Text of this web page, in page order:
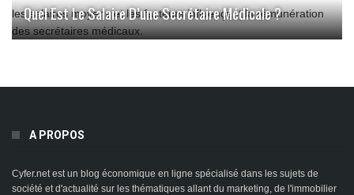
Quel Est Le Salaire D’une Secrétaire Médicale ?
A PROPOS
Cyfer.net est un blog économique en ligne spécialisé dans les sujets de
société et d'actualité sur les thématiques allant du marketing, de l'immobilier